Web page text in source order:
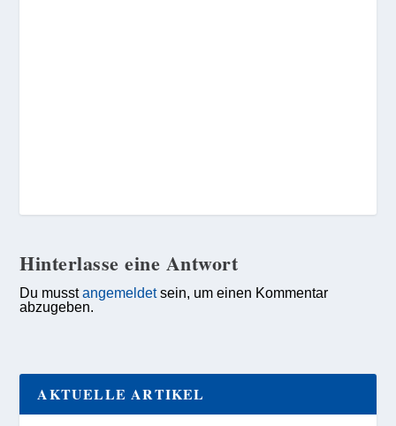
Hinterlasse eine Antwort
Du musstangemeldetsein, um einen Kommentar
abzugeben.
AKTUELLE ARTIKEL